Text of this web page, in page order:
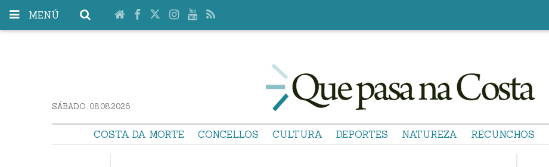
MENÚ
SÁBADO. 08.08.2026
COSTA DA MORTE CONCELLOS CULTURA DEPORTES NATUREZA RECUNCHOS